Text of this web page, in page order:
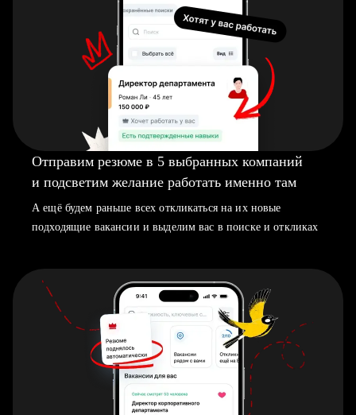
Отправим резюме в 5 выбранных компаний
и подсветим желание работать именно там
А ещё будем раньше всех откликаться на их новые
подходящие вакансии и выделим вас в поиске и откликах